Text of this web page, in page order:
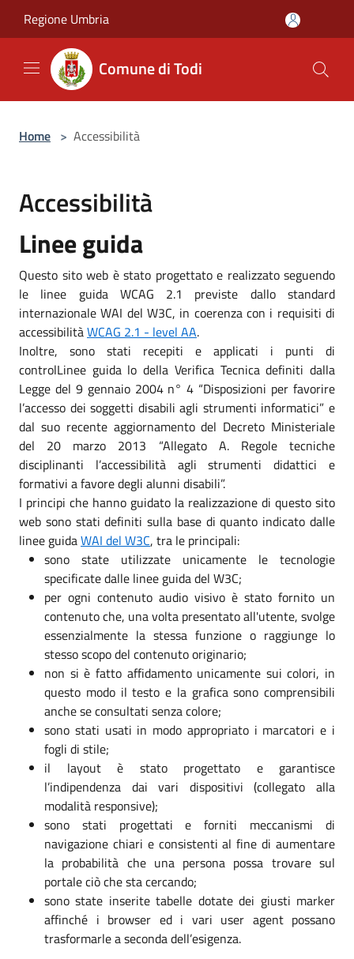
Regione Umbria
Comune di Todi
Home > Accessibilità
Accessibilità
Linee guida
Questo sito web è stato progettato e realizzato seguendo
le linee guida WCAG 2.1 previste dallo standard
internazionale WAI del W3C, in coerenza con i requisiti di
accessibilitàWCAG 2.1 - level AA.
Inoltre, sono stati recepiti e applicati i punti di
controlLinee guida lo della Verifica Tecnica definiti dalla
Legge del 9 gennaio 2004 n° 4 “Disposizioni per favorire
l’accesso dei soggetti disabili agli strumenti informatici” e
dal suo recente aggiornamento del Decreto Ministeriale
del 20 marzo 2013 “Allegato A. Regole tecniche
disciplinanti l’accessibilità agli strumenti didattici e
formativi a favore degli alunni disabili”.
I principi che hanno guidato la realizzazione di questo sito
web sono stati definiti sulla base di quanto indicato dalle
linee guidaWAI del W3C, tra le principali:
sono state utilizzate unicamente le tecnologie
specificate dalle linee guida del W3C;
per ogni contenuto audio visivo è stato fornito un
contenuto che, una volta presentato all'utente, svolge
essenzialmente la stessa funzione o raggiunge lo
stesso scopo del contenuto originario;
non si è fatto affidamento unicamente sui colori, in
questo modo il testo e la grafica sono comprensibili
anche se consultati senza colore;
sono stati usati in modo appropriato i marcatori e i
fogli di stile;
il layout è stato progettato e garantisce
l’indipendenza dai vari dispositivi (collegato alla
modalità responsive);
sono stati progettati e forniti meccanismi di
navigazione chiari e consistenti al fine di aumentare
la probabilità che una persona possa trovare sul
portale ciò che sta cercando;
sono state inserite tabelle dotate dei giusti marker
affinché i browser ed i vari user agent possano
trasformarle a seconda dell’esigenza.